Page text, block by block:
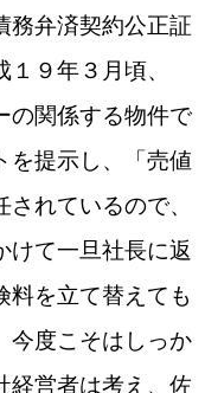
務弁済契約公正証
９年３月頃、
の関係する物件で
を提示し、「売値
れているので、
けて一旦社長に返
料を立て替えても
今度こそはしっか
経営者は考え、佐